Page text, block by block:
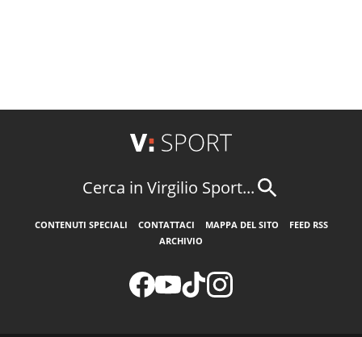
Cerca in Virgilio Sport...
CONTENUTI SPECIALI CONTATTACI MAPPA DEL SITO
FEED RSS
ARCHIVIO